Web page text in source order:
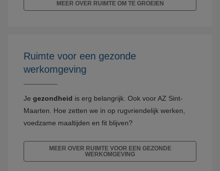
MEER OVER RUIMTE OM TE GROEIEN
Ruimte voor een gezonde
werkomgeving
Je gezondheid is erg belangrijk. Ook voor AZ Sint-
Maarten. Hoe zetten we in op rugvriendelijk werken,
voedzame maaltijden en fit blijven?
MEER OVER RUIMTE VOOR EEN GEZONDE
WERKOMGEVING